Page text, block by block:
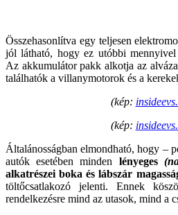
Összehasonlítva egy teljesen
jól látható, hogy ez utóbbi mennyivel
Az akkumulátor pakk alkotja az
találhatók a villanymotorok és a
(kép:
(kép:
Általánosságban elmondható, hogy –
autók esetében minden lényeges
alkatrészei boka és lábszár
töltőcsatlakozó jelenti. Ennek
rendelkezésre mind az utasok, mind a